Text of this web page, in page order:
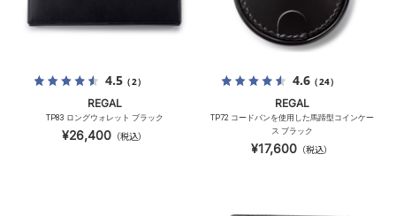
4.5（2）
REGAL
TP83 ロングウォレット ブラック
¥26,400 （税込）
4.6（24）
REGAL
TP72 コードバンを使用した馬蹄型コインケー
ス ブラック
¥17,600 （税込）